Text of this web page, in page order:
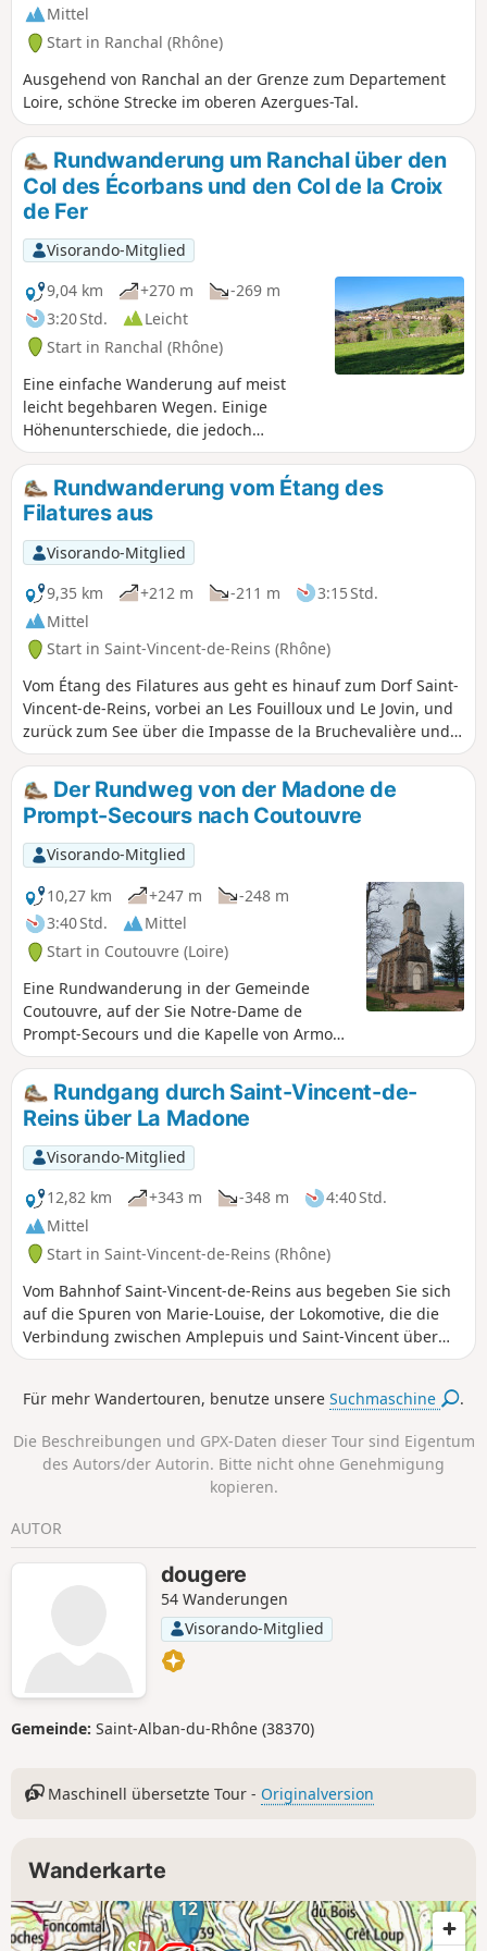
Mittel
Start in Ranchal (Rhône)
Ausgehend von Ranchal an der Grenze zum Departement
Loire, schöne Strecke im oberen Azergues-Tal.
Rundwanderung um Ranchal über den
Col des Écorbans und den Col de la Croix
de Fer
Visorando-Mitglied
9,04 km
+270 m
-269 m
3:20 Std.
Leicht
Start in Ranchal (Rhône)
Eine einfache Wanderung auf meist
leicht begehbaren Wegen. Einige
Höhenunterschiede, die jedoch
überschaubar bleiben. Die Route führt
durch Wälder, bietet aber auch weite
Ausblicke auf die Landschaften der
Region.
Rundwanderung vom Étang des
Filatures aus
Visorando-Mitglied
9,35 km
+212 m -211 m
3:15 Std.
Mittel
Start in Saint-Vincent-de-Reins (Rhône)
Vom Étang des Filatures aus geht es hinauf zum Dorf Saint-
Vincent-de-Reins, vorbei an Les Fouilloux und Le Jovin, und
zurück zum See über die Impasse de la Bruchevalière und
La Tuilière.
Der Rundweg von der Madone de
Prompt-Secours nach Coutouvre
Visorando-Mitglied
10,27 km
+247 m
-248 m
3:40 Std.
Mittel
Start in Coutouvre (Loire)
Eine Rundwanderung in der Gemeinde
Coutouvre, auf der Sie Notre-Dame de
Prompt-Secours und die Kapelle von Armont
entdecken können. Die Route bietet entlang
des Trambouzan einen Panoramablick auf
das Roannais.
Rundgang durch Saint-Vincent-de-
Reins über La Madone
Visorando-Mitglied
12,82 km
+343 m -348 m
4:40 Std.
Mittel
Start in Saint-Vincent-de-Reins (Rhône)
Vom Bahnhof Saint-Vincent-de-Reins aus begeben Sie sich
auf die Spuren von Marie-Louise, der Lokomotive, die die
Verbindung zwischen Amplepuis und Saint-Vincent über
Cublize und Magny sicherstellte. Steigen Sie dann auf die
Vincent zurückzukehren.
Für mehr Wandertouren, benutze unsereSuchmaschine .
Die Beschreibungen und GPX-Daten dieser Tour sind Eigentum
des Autors/der Autorin. Bitte nicht ohne Genehmigung
kopieren.
AUTOR
dougere
54 Wanderungen
Visorando-Mitglied
Gemeinde: Saint-Alban-du-Rhône (38370)
Maschinell übersetzte Tour - Originalversion
Wanderkarte
12